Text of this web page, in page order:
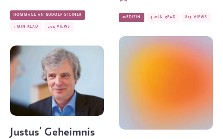
HOMMAGE AN RUDOLF STEINER
1 MIN READ 204 VIEWS
Justus’ Geheimnis
MEDIZIN 4 MIN READ 815 VIEWS